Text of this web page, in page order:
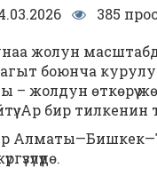
385
жолун
боюнча
– жолдун өткөрүү
Ар бир